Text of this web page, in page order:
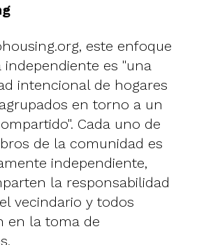
este enfoque
independiente es "una
intencional de hogares
en torno a un
Cada uno de
de la comunidad es
independiente,
la responsabilidad
vecindario y todos
en la toma de